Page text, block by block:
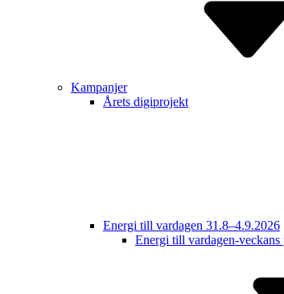
Kampanjer
Årets digiprojekt
Energi till vardagen 31.8–4.9.2026
Energi till vardagen-veckans